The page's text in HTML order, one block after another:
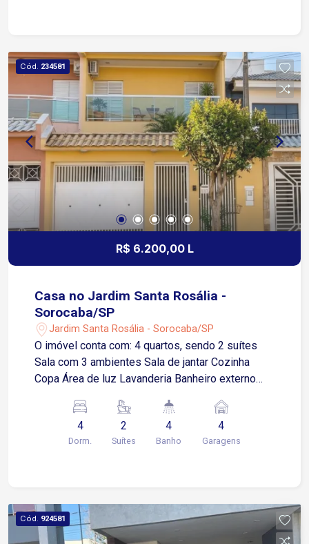
6 minutos da Rua Dr. Luiz Mendes de Almeida 10
minutos da Rodovia João Leme dos Santos 12
minutos da Avenida Dr. Armando Pannunzio
Excelente oportunidade para empresas que
buscam um imóvel amplo, funcional e com
localização estratégica para logística e
operações
Cód. 234581
R$ 6.200,00 L
Casa no Jardim Santa Rosália -
Sorocaba/SP
Jardim Santa Rosália - Sorocaba/SP
O imóvel conta com: 4 quartos, sendo 2 suítes
Sala com 3 ambientes Sala de jantar Cozinha
Copa Área de luz Lavanderia Banheiro externo
Sótão 4 vagas de garagem, sendo 2 cobertas
Apenas 1 minuto da Avenida Aparecida Apenas 1
minuto da Avenida Dom Aguirre 5 minutos da
tradicionais de Sorocaba Agende uma visita e
venha conhecer seu novo lar!
4
Dorm.
2
Suítes
4
Banho
4
Garagens
Cód. 924581